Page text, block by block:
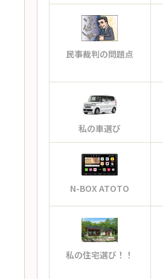
民事裁判の問題点
私の車選び
N-BOX ATOTO
私の住宅選び！！